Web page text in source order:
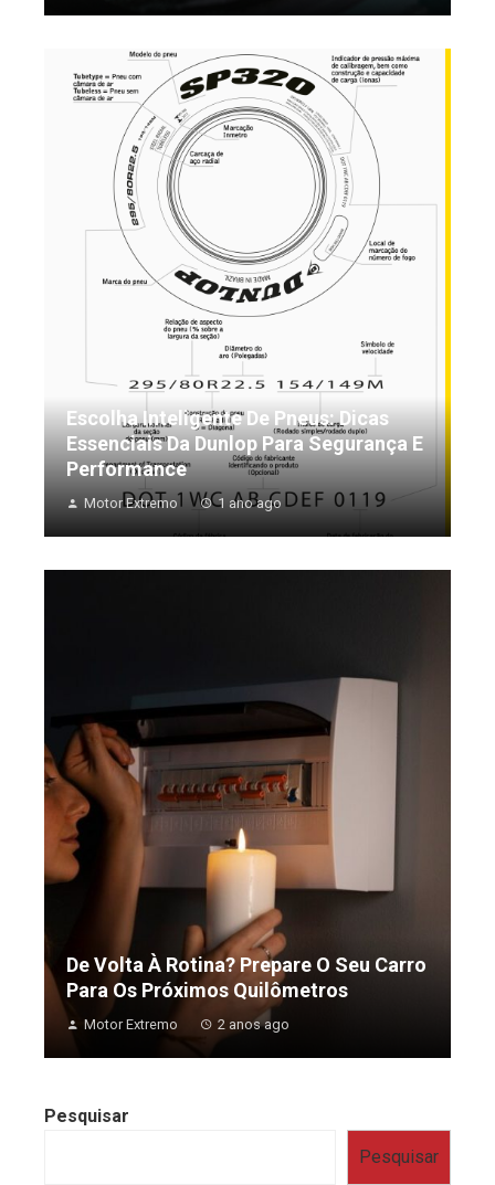
Escolha Inteligente De Pneus: Dicas
Essenciais Da Dunlop Para Segurança E
Performance
Motor Extremo 1 ano ago
De Volta À Rotina? Prepare O Seu Carro
Para Os Próximos Quilômetros
Motor Extremo 2 anos ago
Pesquisar
Pesquisar